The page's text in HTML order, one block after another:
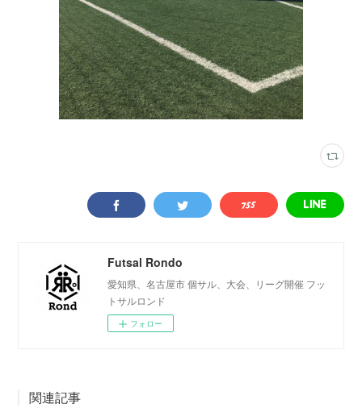
Futsal Rondo
愛知県、名古屋市 個サル、大会、リーグ開催 フッ
トサルロンド
フォロー
関連記事